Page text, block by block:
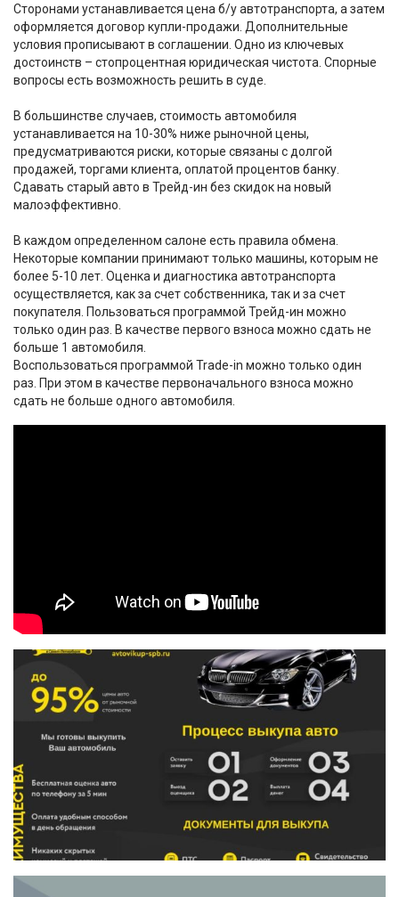
Сторонами устанавливается цена б/у автотранспорта, а затем
оформляется договор купли-продажи. Дополнительные
условия прописывают в соглашении. Одно из ключевых
достоинств – стопроцентная юридическая чистота. Спорные
вопросы есть возможность решить в суде.
В большинстве случаев, стоимость автомобиля
устанавливается на 10-30% ниже рыночной цены,
предусматриваются риски, которые связаны с долгой
продажей, торгами клиента, оплатой процентов банку.
Сдавать старый авто в Трейд-ин без скидок на новый
малоэффективно.
В каждом определенном салоне есть правила обмена.
Некоторые компании принимают только машины, которым не
более 5-10 лет. Оценка и диагностика автотранспорта
осуществляется, как за счет собственника, так и за счет
покупателя. Пользоваться программой Трейд-ин можно
только один раз. В качестве первого взноса можно сдать не
больше 1 автомобиля.
Воспользоваться программой Trade-in можно только один
раз. При этом в качестве первоначального взноса можно
сдать не больше одного автомобиля.